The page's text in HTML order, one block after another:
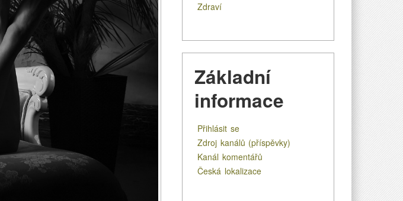
Zdraví
Základní
informace
Přihlásit se
Zdroj kanálů (příspěvky)
Kanál komentářů
Česká lokalizace